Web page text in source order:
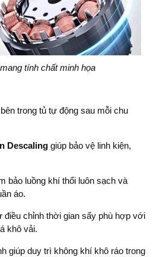
tính chất minh họa
trong tủ tự động sau mỗi chu
Descaling giúp bảo vệ linh kiện,
bảo luồng khí thổi luôn sạch và
áo.
điều chỉnh thời gian sấy phù hợp với
khô vải.
giúp duy trì không khí khô ráo trong